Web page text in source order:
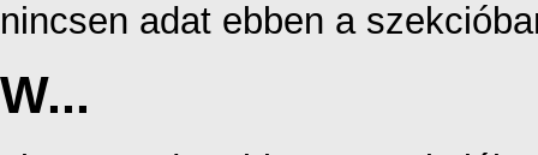
nincsen adat ebben a
W...